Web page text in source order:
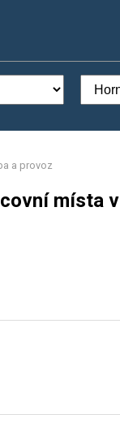
a provoz
místa